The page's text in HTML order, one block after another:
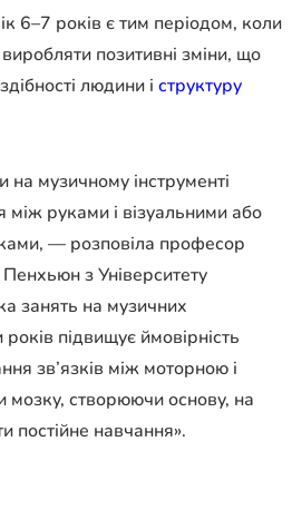
6–7 років є тим періодом, коли
позитивні зміни, що
людини і структуру
на музичному інструменті
між руками і візуальними або
, — розповіла професор
Пенхьюн з Університету
занять на музичних
підвищує ймовірність
зв’язків між моторною і
мозку, створюючи основу, на
постійне навчання».